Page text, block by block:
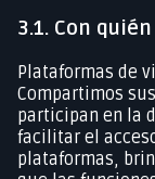
3.1. Con
Plataformas de
Compartimos
participan en la
facilitar el
plataformas,